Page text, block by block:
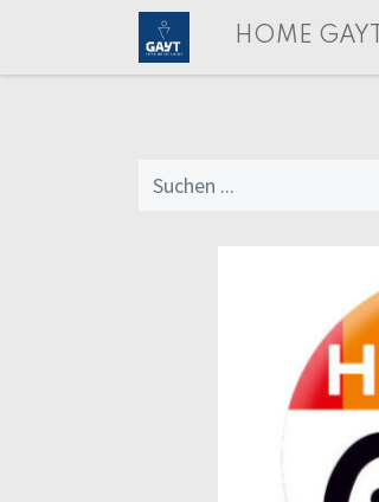
HOME GAYT